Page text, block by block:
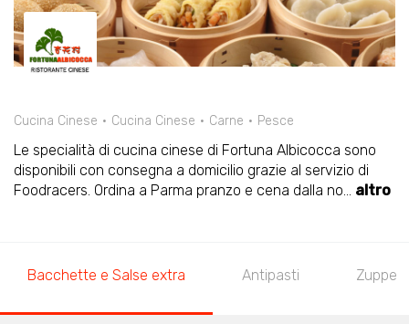
Cucina Cinese Cucina Cinese Carne Pesce
Le specialità di cucina cinese di Fortuna Albicocca sono
disponibili con consegna a domicilio grazie al servizio di
Foodracers. Ordina a Parma pranzo e cena dalla no... altro
Bacchette e Salse extra Antipasti Zuppe